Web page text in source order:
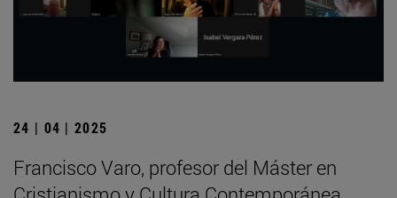
24 | 04 | 2025
Francisco Varo, profesor del Máster en